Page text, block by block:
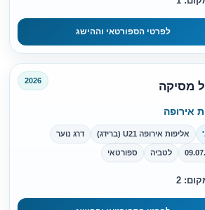
לפרטי הספורטאי וההישג
מסיקה 2026
אירופה
אליפות אירופה U21 (ברידג) דרג נוער
לטביה ספורטאי
2